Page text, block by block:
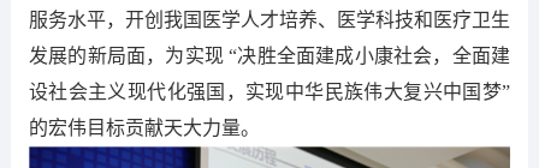
服务水平，开创我国医学人才培养、医学科技和医疗卫生
发展的新局面，为实现 “决胜全面建成小康社会，全面建
设社会主义现代化强国，实现中华民族伟大复兴中国梦”
的宏伟目标贡献天大力量。